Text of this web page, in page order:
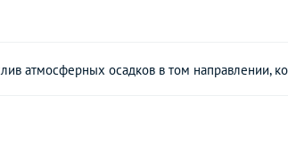
атмосферных осадков в том направлении,